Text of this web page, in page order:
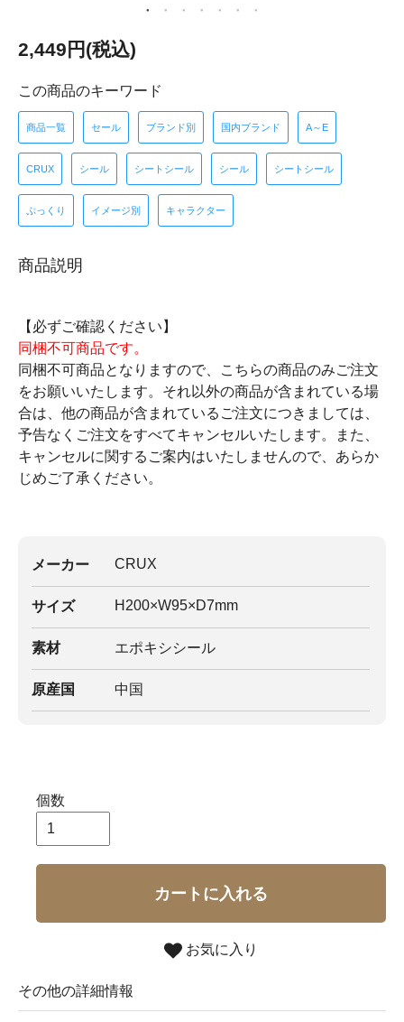
2,449円(税込)
この商品のキーワード
商品一覧 セール ブランド別 国内ブランド A～E
CRUX シール シートシール シール シートシール
ぷっくり イメージ別 キャラクター
商品説明
【必ずご確認ください】
同梱不可商品です。
同梱不可商品となりますので、こちらの商品のみご注文
をお願いいたします。それ以外の商品が含まれている場
合は、他の商品が含まれているご注文につきましては、
予告なくご注文をすべてキャンセルいたします。また、
キャンセルに関するご案内はいたしませんので、あらか
じめご了承ください。
メーカー CRUX
サイズ H200×W95×D7mm
素材 エポキシシール
原産国 中国
個数
カートに入れる
お気に入り
その他の詳細情報